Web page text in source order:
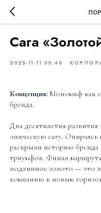
Сага
2025-11-11 00:40
Концепция: Мономиф как
бренда.
Два десятилетия
эпическую сагу. Опираясь
раскрыли историю бренда
триумфов. Финал
подлинное золото — это
компанию к новым